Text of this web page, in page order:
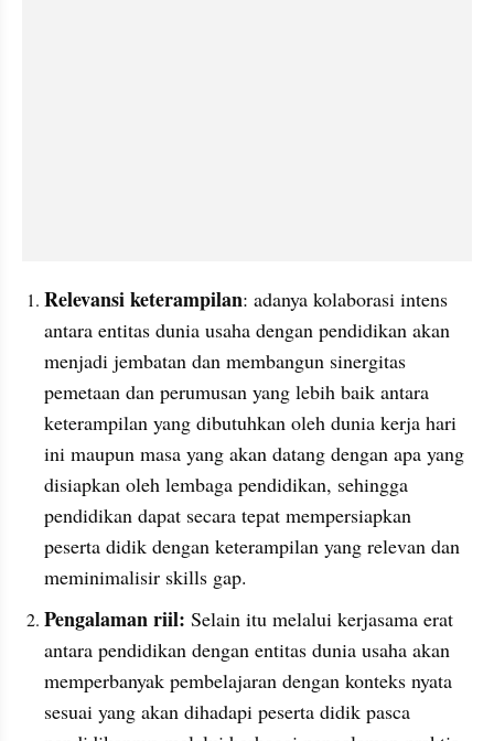
Relevansi keterampilan: adanya kolaborasi intens
antara entitas dunia usaha dengan pendidikan akan
menjadi jembatan dan membangun sinergitas
pemetaan dan perumusan yang lebih baik antara
keterampilan yang dibutuhkan oleh dunia kerja hari
ini maupun masa yang akan datang dengan apa yang
disiapkan oleh lembaga pendidikan, sehingga
pendidikan dapat secara tepat mempersiapkan
peserta didik dengan keterampilan yang relevan dan
meminimalisir skills gap.
Pengalaman riil: Selain itu melalui kerjasama erat
antara pendidikan dengan entitas dunia usaha akan
memperbanyak pembelajaran dengan konteks nyata
sesuai yang akan dihadapi peserta didik pasca